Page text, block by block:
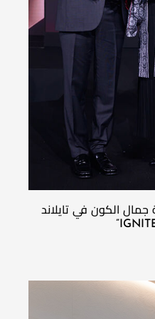
الكون في تايلاند